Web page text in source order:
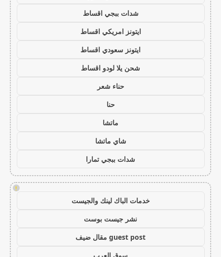
شدات ببجي اقساط
ايتونز امريكي اقساط
ايتونز سعودي اقساط
شحن يلا لودو اقساط
حناء شعر
حنا
ماتشا
شاي ماتشا
شدات ببجي تمارا
!
خدمات الباك لينك والجيست
نشر جيست بوست
guest post مقال ضيف